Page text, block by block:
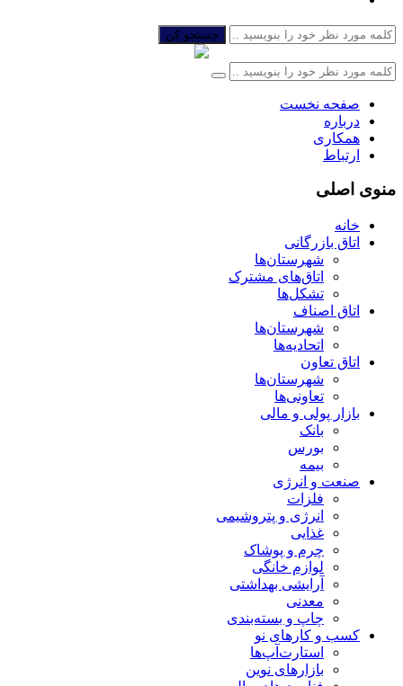
جستجو کن
صفحه نخست
درباره
همکاری
ارتباط
منوی اصلی
خانه
اتاق بازرگانی
شهرستان‌ها
اتاق‌های مشترک
تشکل‌ها
اتاق اصناف
شهرستان‌ها
اتحادیه‌ها
اتاق تعاون
شهرستان‌ها
تعاونی‌ها
بازار پولی و مالی
بانک
بورس
بیمه
صنعت و انرژی
فلزات
انرژی و پتروشیمی
غذایی
چرم و پوشاک
لوازم خانگی
آرایشی بهداشتی
معدنی
چاپ و بسته‌بندی
کسب و کارهای نو
استارت‌آپ‌ها
بازارهای نوین